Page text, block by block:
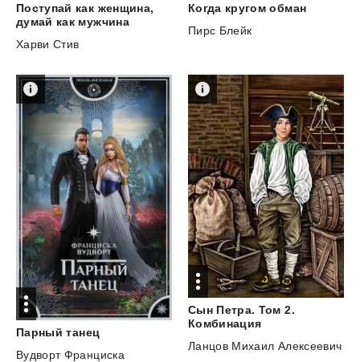
Поступай как женщина,
думай как мужчина
Харви Стив
Когда кругом обман
Пирс Блейк
Парный танец
Вудворт Франциска
Сын Петра. Том 2.
Комбинация
Ланцов Михаил Алексеевич